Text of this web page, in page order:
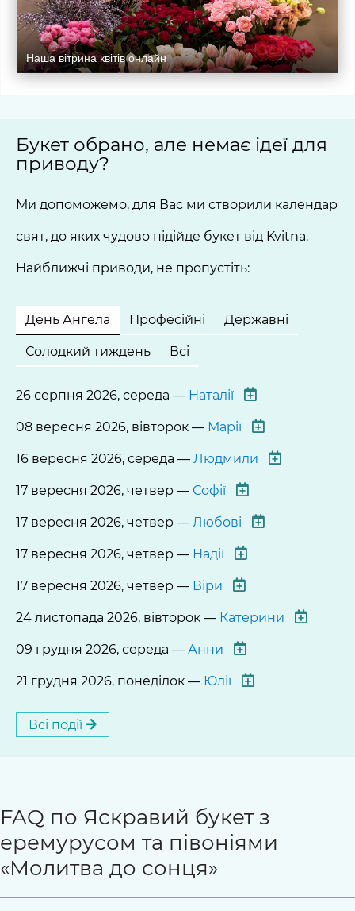
Наша вітрина квітів онлайн
Букет обрано, але немає ідеї для
приводу?
Ми допоможемо, для Вас ми створили календар
свят, до яких чудово підійде букет від Kvitna.
Найближчі приводи, не пропустіть:
День Ангела Професійні Державні
Солодкий тиждень Всі
26 серпня 2026, середа — Наталії
08 вересня 2026, вівторок — Марії
16 вересня 2026, середа — Людмили
17 вересня 2026, четвер — Софії
17 вересня 2026, четвер — Любові
17 вересня 2026, четвер — Надії
17 вересня 2026, четвер — Віри
24 листопада 2026, вівторок — Катерини
09 грудня 2026, середа — Анни
21 грудня 2026, понеділок — Юлії
Всі події
FAQ по Яскравий букет з
еремурусом та півоніями
«Молитва до сонця»